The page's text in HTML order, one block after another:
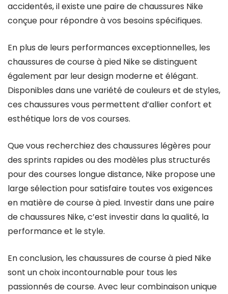
accidentés, il existe une paire de chaussures Nike
conçue pour répondre à vos besoins spécifiques.
En plus de leurs performances exceptionnelles, les
chaussures de course à pied Nike se distinguent
également par leur design moderne et élégant.
Disponibles dans une variété de couleurs et de styles,
ces chaussures vous permettent d’allier confort et
esthétique lors de vos courses.
Que vous recherchiez des chaussures légères pour
des sprints rapides ou des modèles plus structurés
pour des courses longue distance, Nike propose une
large sélection pour satisfaire toutes vos exigences
en matière de course à pied. Investir dans une paire
de chaussures Nike, c’est investir dans la qualité, la
performance et le style.
En conclusion, les chaussures de course à pied Nike
sont un choix incontournable pour tous les
passionnés de course. Avec leur combinaison unique